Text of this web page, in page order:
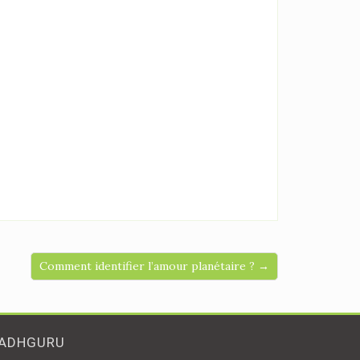
Comment identifier l’amour planétaire ? →